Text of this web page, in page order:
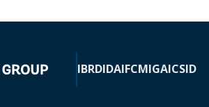
IBRDIDAIFCMIGAICSID